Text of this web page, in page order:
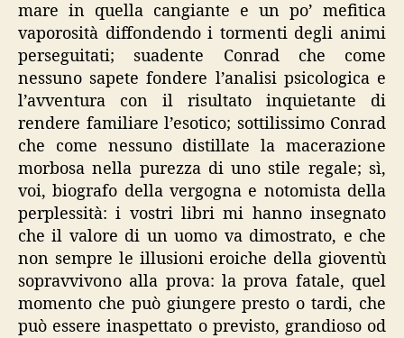
mare in quella cangiante e un po’ mefitica
vaporosità diffondendo i tormenti degli animi
perseguitati; suadente Conrad che come
nessuno sapete fondere l’analisi psicologica e
l’avventura con il risultato inquietante di
rendere familiare l’esotico; sottilissimo Conrad
che come nessuno distillate la macerazione
morbosa nella purezza di uno stile regale; sì,
voi, biografo della vergogna e notomista della
perplessità: i vostri libri mi hanno insegnato
che il valore di un uomo va dimostrato, e che
non sempre le illusioni eroiche della gioventù
sopravvivono alla prova: la prova fatale, quel
momento che può giungere presto o tardi, che
può essere inaspettato o previsto, grandioso od